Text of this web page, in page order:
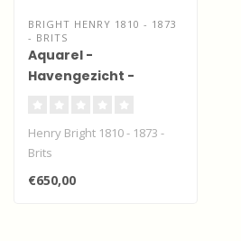
BRIGHT HENRY 1810 - 1873
- BRITS
Aquarel -
Havengezicht -
Henry Bright 1810 - 1873 -
Brits
€650,00